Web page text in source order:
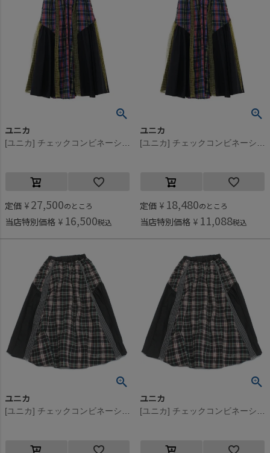
ユニカ
定価 ¥ 27,500のところ
当店特別価格 ¥ 16,500税込
ユニカ
定価 ¥ 18,480のところ
当店特別価格 ¥ 11,088税込
ユニカ ユニカ